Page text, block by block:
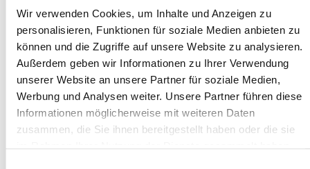
Wir verwenden Cookies, um Inhalte und Anzeigen zu
personalisieren, Funktionen für soziale Medien anbieten zu
können und die Zugriffe auf unsere Website zu analysieren.
Außerdem geben wir Informationen zu Ihrer Verwendung
unserer Website an unsere Partner für soziale Medien,
Werbung und Analysen weiter. Unsere Partner führen diese
Informationen möglicherweise mit weiteren Daten
zusammen, die Sie ihnen bereitgestellt haben oder die sie
Langbeschreibung
Wir laden im alten Gemeindehaus an der Kirche zum
Frauenfrühstück ein. Jede darf gerne etwas zum Frühstück
beitragen. Brötchen und Brot besorgen wir.Anmeldung bis zum
02. Mai 2026 bei Ute Zöller (Tel. 04826-5019) und Silke Grüttner
(Tel. 04826-2344)
Quelle